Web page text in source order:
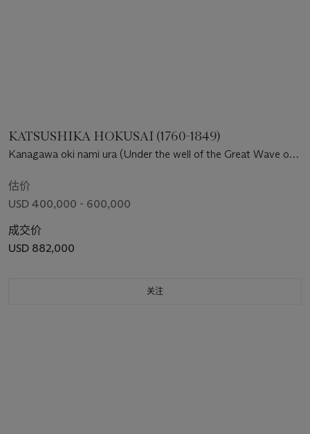
KATSUSHIKA HOKUSAI (1760-1849)
Kanagawa oki nami ura (Under the well of the Great Wave off
估价
USD 400,000 - 600,000
成交价
USD 882,000
关注